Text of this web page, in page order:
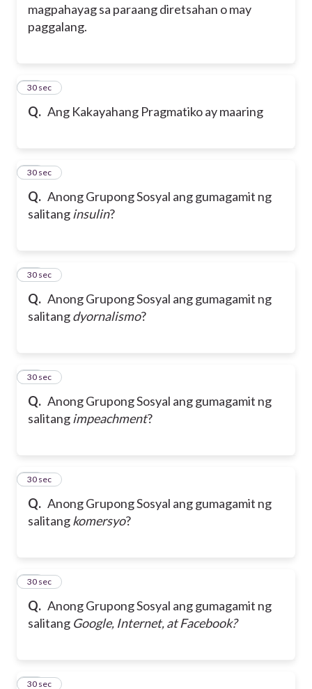
magpahayag sa paraang diretsahan o may
paggalang.
Q. Ang Kakayahang Pragmatiko ay maaring
35
30 sec
Q. Anong Grupong Sosyal ang gumagamit ng
salitanginsulin?
36
30 sec
Q. Anong Grupong Sosyal ang gumagamit ng
salitangdyornalismo?
37
30 sec
Q. Anong Grupong Sosyal ang gumagamit ng
salitangimpeachment?
38
30 sec
Q. Anong Grupong Sosyal ang gumagamit ng
salitangkomersyo?
39
30 sec
Q. Anong Grupong Sosyal ang gumagamit ng
salitang Google, Internet, at Facebook?
40
30 sec
41
30 sec